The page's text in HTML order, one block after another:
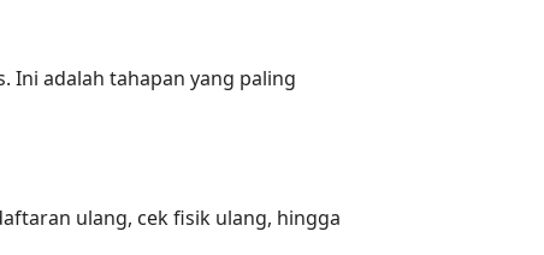
Ini adalah tahapan yang paling
ulang, cek fisik ulang, hingga